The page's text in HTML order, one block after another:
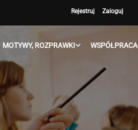
Rejestruj Zaloguj
MOTYWY, ROZPRAWKI WSPÓŁPRACA